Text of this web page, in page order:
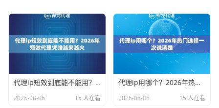
代理ip短效到底能不能用？2026年短效代理凭啥越来越火
2026-08-06 15 人在看
代理ip用哪个？2026年热门选择一次说清楚
2026-08-06 15 人在看